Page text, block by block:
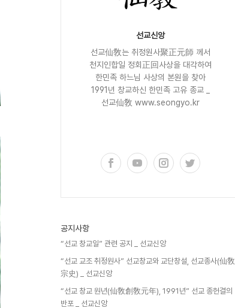
선교신앙
선교仙敎는 취정원사聚正元師 께서
천지인합일 정회正回사상을 대각하여
한민족 하느님 사상의 본원을 찾아
1991년 창교하신 한민족 고유 종교 _
선교仙敎 www.seongyo.kr
공지사항
“선교 창교일” 관련 공지 _ 선교신앙
“선교 교조 취정원사” 선교창교와 교단창설, 선교종사(仙敎
宗史) _ 선교신앙
“선교 창교 원년(仙敎創敎元年), 1991년” 선교 종헌결의
반포 _ 선교신앙